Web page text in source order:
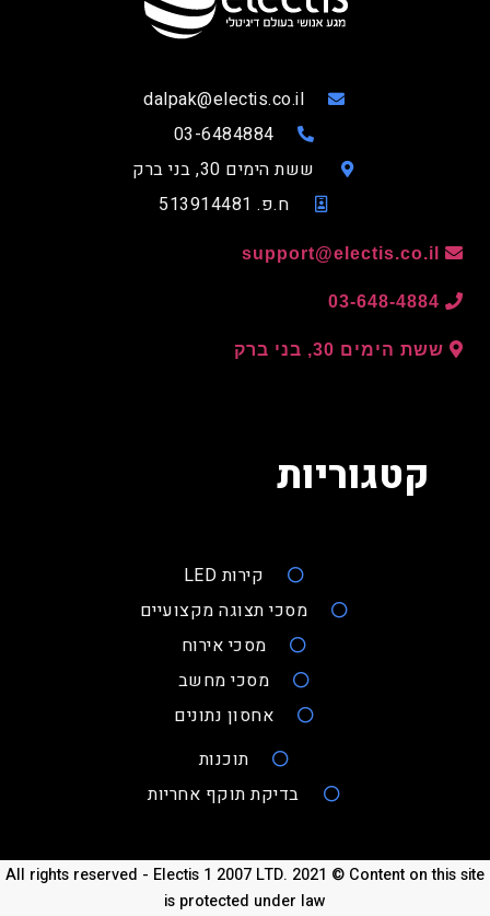
dalpak@electis.co.il
03-6484884
ששת הימים 30, בני ברק
ח.פ. 513914481
support@electis.co.il
03-648-4884
ששת הימים 30, בני ברק
קטגוריות
קירות LED
מסכי תצוגה מקצועיים
מסכי אירוח
מסכי מחשב
אחסון נתונים
תוכנות
בדיקת תוקף אחריות
All rights reserved - Electis 1 2007 LTD. 2021 © Content on this site
is protected under law